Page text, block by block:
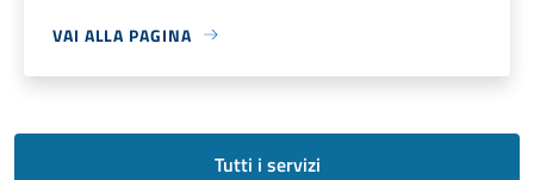
VAI ALLA PAGINA
Tutti i servizi